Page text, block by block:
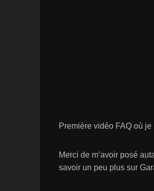
Première vidéo FAQ où
Merci de m’avoir posé
savoir un peu plus sur